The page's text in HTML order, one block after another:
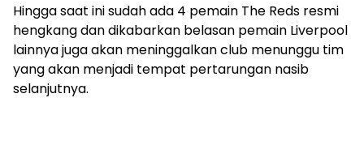
Hingga saat ini sudah ada 4 pemain The Reds resmi
hengkang dan dikabarkan belasan pemain Liverpool
lainnya juga akan meninggalkan club menunggu tim
yang akan menjadi tempat pertarungan nasib
selanjutnya.